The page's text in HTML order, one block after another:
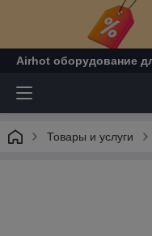
Airhot оборудование
Товары и услуги